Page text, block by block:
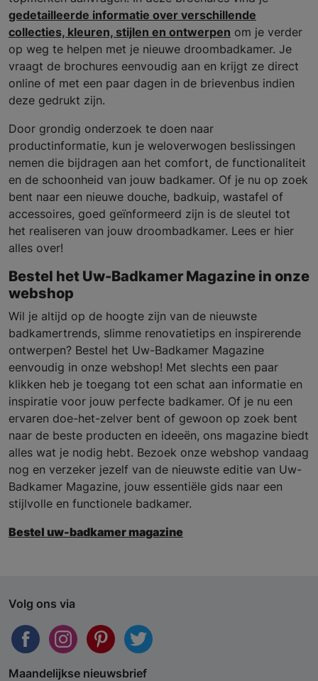
gedetailleerde informatie over verschillende
collecties, kleuren, stijlen en ontwerpen om je verder
op weg te helpen met je nieuwe droombadkamer. Je
vraagt de brochures eenvoudig aan en krijgt ze direct
online of met een paar dagen in de brievenbus indien
deze gedrukt zijn.
Door grondig onderzoek te doen naar
productinformatie, kun je weloverwogen beslissingen
nemen die bijdragen aan het comfort, de functionaliteit
en de schoonheid van jouw badkamer. Of je nu op zoek
bent naar een nieuwe douche, badkuip, wastafel of
accessoires, goed geïnformeerd zijn is de sleutel tot
het realiseren van jouw droombadkamer. Lees er hier
alles over!
Bestel het Uw-Badkamer Magazine in onze
webshop
Wil je altijd op de hoogte zijn van de nieuwste
badkamertrends, slimme renovatietips en inspirerende
ontwerpen? Bestel het Uw-Badkamer Magazine
eenvoudig in onze webshop! Met slechts een paar
klikken heb je toegang tot een schat aan informatie en
inspiratie voor jouw perfecte badkamer. Of je nu een
ervaren doe-het-zelver bent of gewoon op zoek bent
naar de beste producten en ideeën, ons magazine biedt
alles wat je nodig hebt. Bezoek onze webshop vandaag
nog en verzeker jezelf van de nieuwste editie van Uw-
Badkamer Magazine, jouw essentiële gids naar een
stijlvolle en functionele badkamer.
Bestel uw-badkamer magazine
Volg ons via
Maandelijkse nieuwsbrief